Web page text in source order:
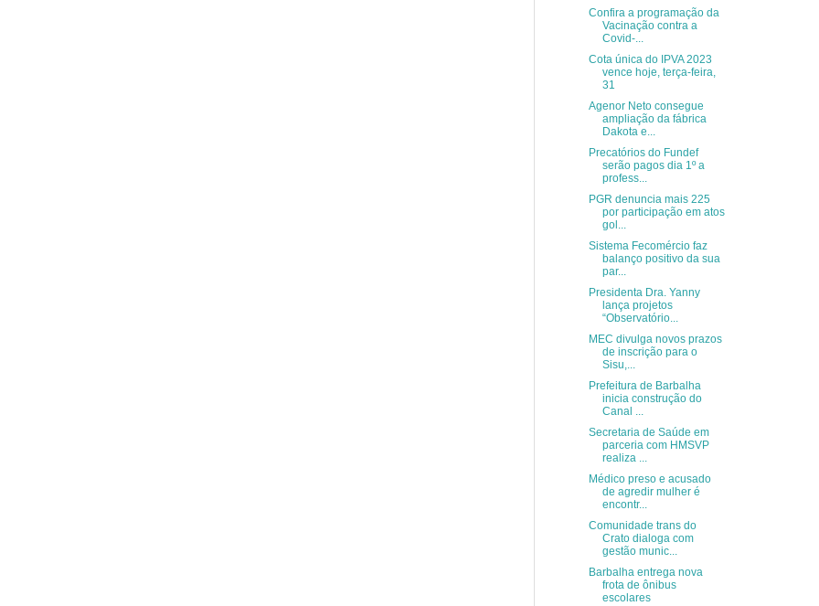
Confira a programação da
Vacinação contra a
Covid-...
Cota única do IPVA 2023
vence hoje, terça-feira,
31
Agenor Neto consegue
ampliação da fábrica
Dakota e...
Precatórios do Fundef
serão pagos dia 1º a
profess...
PGR denuncia mais 225
por participação em atos
gol...
Sistema Fecomércio faz
balanço positivo da sua
par...
Presidenta Dra. Yanny
lança projetos
“Observatório...
MEC divulga novos prazos
de inscrição para o
Sisu,...
Prefeitura de Barbalha
inicia construção do
Canal ...
Secretaria de Saúde em
parceria com HMSVP
realiza ...
Médico preso e acusado
de agredir mulher é
encontr...
Comunidade trans do
Crato dialoga com
gestão munic...
Barbalha entrega nova
frota de ônibus
escolares